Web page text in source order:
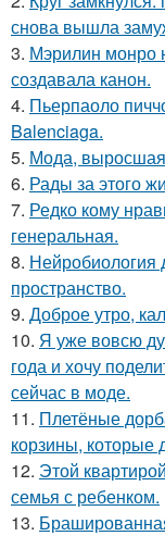
снова вышла
3. Мэрилин монро
создавала канон.
4. Пьерпаоло
Balenciaga.
5. Мода, выросшая
6. Рады за этого
7. Редко кому
генеральная.
8. Нейробиология
пространство.
9. Доброе утро,
10. Я уже вовсю
года и хочу
сейчас в моде.
11. Плетёные
корзины, которые
12. Этой
семья с ребенком.
13.